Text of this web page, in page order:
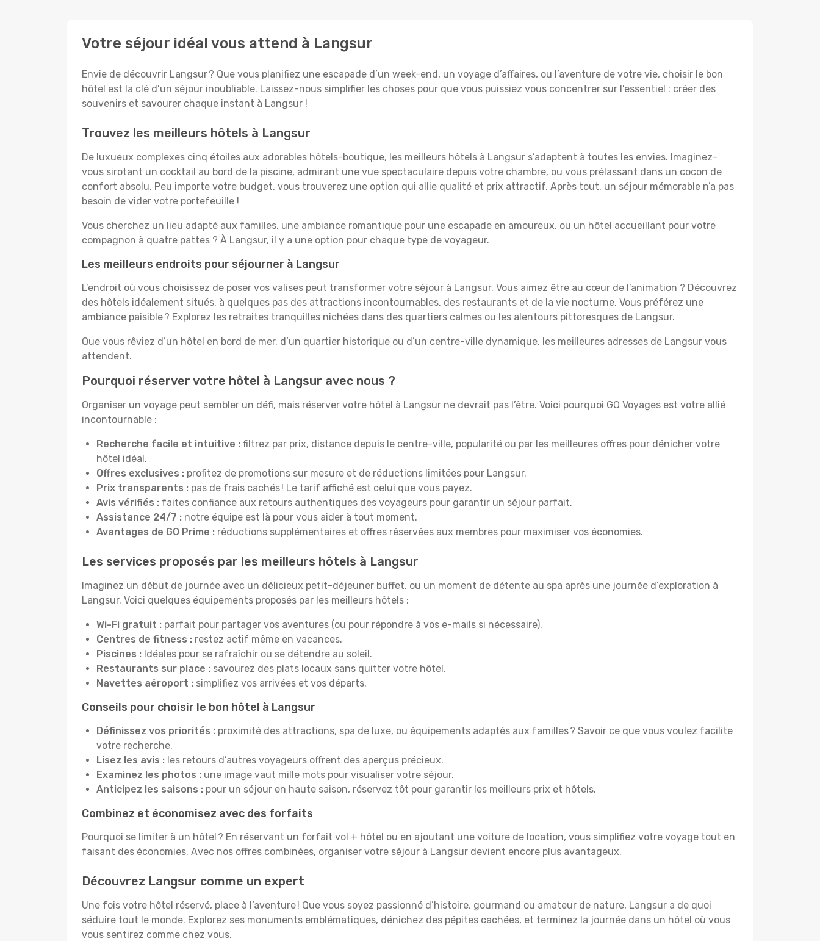
Votre séjour idéal vous attend à Langsur
Envie de découvrir Langsur ? Que vous planifiez une escapade d’un week-end, un voyage d’affaires, ou l’aventure de votre vie, choisir le bon
hôtel est la clé d’un séjour inoubliable. Laissez-nous simplifier les choses pour que vous puissiez vous concentrer sur l’essentiel : créer des
souvenirs et savourer chaque instant à Langsur !
Trouvez les meilleurs hôtels à Langsur
De luxueux complexes cinq étoiles aux adorables hôtels-boutique, les meilleurs hôtels à Langsur s’adaptent à toutes les envies. Imaginez-
vous sirotant un cocktail au bord de la piscine, admirant une vue spectaculaire depuis votre chambre, ou vous prélassant dans un cocon de
confort absolu. Peu importe votre budget, vous trouverez une option qui allie qualité et prix attractif. Après tout, un séjour mémorable n’a pas
besoin de vider votre portefeuille !
Vous cherchez un lieu adapté aux familles, une ambiance romantique pour une escapade en amoureux, ou un hôtel accueillant pour votre
compagnon à quatre pattes ? À Langsur, il y a une option pour chaque type de voyageur.
Les meilleurs endroits pour séjourner à Langsur
L’endroit où vous choisissez de poser vos valises peut transformer votre séjour à Langsur. Vous aimez être au cœur de l’animation ? Découvrez
des hôtels idéalement situés, à quelques pas des attractions incontournables, des restaurants et de la vie nocturne. Vous préférez une
ambiance paisible ? Explorez les retraites tranquilles nichées dans des quartiers calmes ou les alentours pittoresques de Langsur.
Que vous rêviez d’un hôtel en bord de mer, d’un quartier historique ou d’un centre-ville dynamique, les meilleures adresses de Langsur vous
attendent.
Pourquoi réserver votre hôtel à Langsur avec nous ?
Organiser un voyage peut sembler un défi, mais réserver votre hôtel à Langsur ne devrait pas l’être. Voici pourquoi GO Voyages est votre allié
incontournable :
Recherche facile et intuitive : filtrez par prix, distance depuis le centre-ville, popularité ou par les meilleures offres pour dénicher votre
hôtel idéal.
Offres exclusives : profitez de promotions sur mesure et de réductions limitées pour Langsur.
Prix transparents : pas de frais cachés ! Le tarif affiché est celui que vous payez.
Avis vérifiés : faites confiance aux retours authentiques des voyageurs pour garantir un séjour parfait.
Assistance 24/7 : notre équipe est là pour vous aider à tout moment.
Avantages de GO Prime : réductions supplémentaires et offres réservées aux membres pour maximiser vos économies.
Les services proposés par les meilleurs hôtels à Langsur
Imaginez un début de journée avec un délicieux petit-déjeuner buffet, ou un moment de détente au spa après une journée d’exploration à
Langsur. Voici quelques équipements proposés par les meilleurs hôtels :
Wi-Fi gratuit : parfait pour partager vos aventures (ou pour répondre à vos e-mails si nécessaire).
Centres de fitness : restez actif même en vacances.
Piscines : Idéales pour se rafraîchir ou se détendre au soleil.
Restaurants sur place : savourez des plats locaux sans quitter votre hôtel.
Navettes aéroport : simplifiez vos arrivées et vos départs.
Conseils pour choisir le bon hôtel à Langsur
Définissez vos priorités : proximité des attractions, spa de luxe, ou équipements adaptés aux familles ? Savoir ce que vous voulez facilite
votre recherche.
Lisez les avis : les retours d’autres voyageurs offrent des aperçus précieux.
Examinez les photos : une image vaut mille mots pour visualiser votre séjour.
Anticipez les saisons : pour un séjour en haute saison, réservez tôt pour garantir les meilleurs prix et hôtels.
Combinez et économisez avec des forfaits
Pourquoi se limiter à un hôtel ? En réservant un forfait vol + hôtel ou en ajoutant une voiture de location, vous simplifiez votre voyage tout en
faisant des économies. Avec nos offres combinées, organiser votre séjour à Langsur devient encore plus avantageux.
Découvrez Langsur comme un expert
Une fois votre hôtel réservé, place à l’aventure ! Que vous soyez passionné d’histoire, gourmand ou amateur de nature, Langsur a de quoi
séduire tout le monde. Explorez ses monuments emblématiques, dénichez des pépites cachées, et terminez la journée dans un hôtel où vous
vous sentirez comme chez vous.